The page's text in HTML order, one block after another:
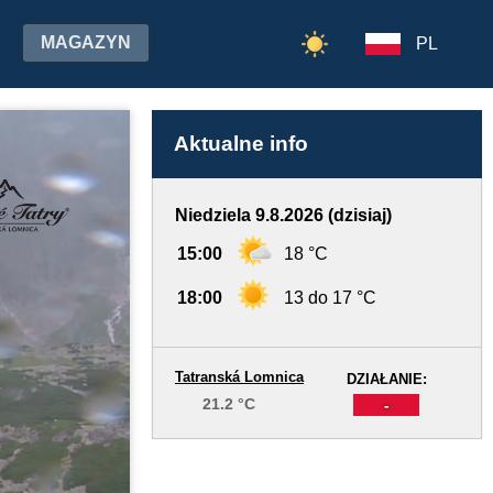
MAGAZYN PL
Aktualne info
Niedziela 9.8.2026 (dzisiaj)
15:00 18 °C
18:00 13 do 17 °C
DZIAŁANIE:
-
Tatranská Lomnica
21.2 °C